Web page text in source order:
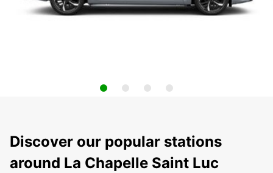
Discover our popular stations
around La Chapelle Saint Luc